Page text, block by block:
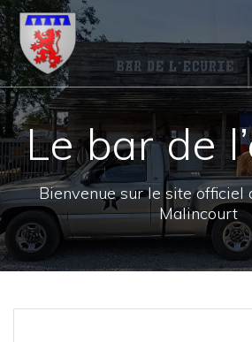
content
Le bar de
Bienvenue sur le site officiel
Malincourt